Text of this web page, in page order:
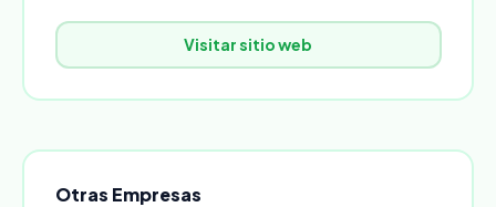
Visitar sitio web
Otras Empresas